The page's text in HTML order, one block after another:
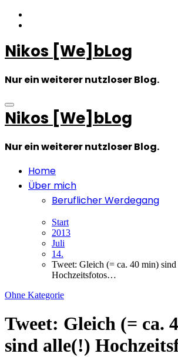
Zum
Inhalt
Nikos [We]bLog
Nur ein weiterer nutzloser Blog.
Nikos [We]bLog
Nur ein weiterer nutzloser Blog.
Home
Über mich
Beruflicher Werdegang
Start
2013
Juli
14.
Tweet: Gleich (= ca. 40 min)
Hochzeitsfotos…
Ohne Kategorie
Tweet: Gleich (= ca.
sind alle(!)